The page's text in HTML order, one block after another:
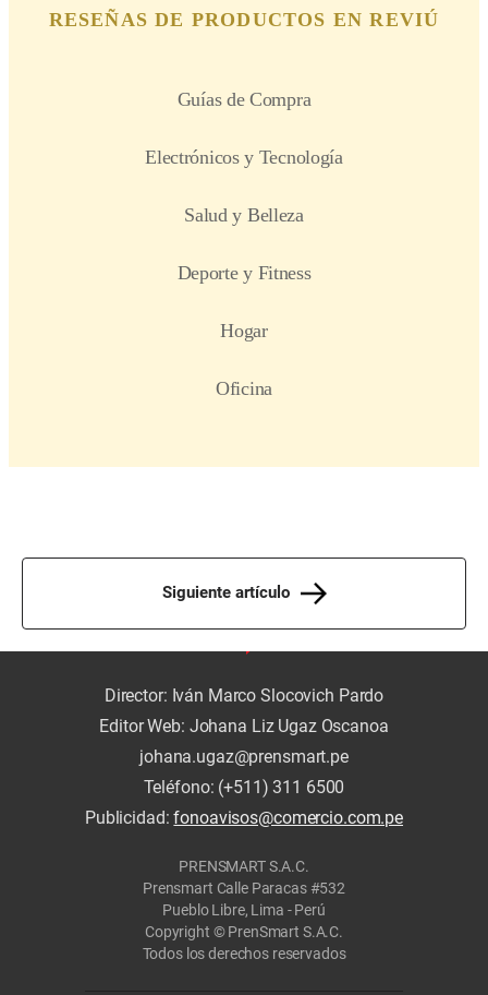
Siguiente artículo
Director: Iván Marco Slocovich Pardo
Editor Web: Johana Liz Ugaz Oscanoa
johana.ugaz@prensmart.pe
Teléfono: (+511) 311 6500
Publicidad:fonoavisos@comercio.com.pe
PRENSMART S.A.C.
Prensmart Calle Paracas #532
Pueblo Libre, Lima - Perú
Copyright © PrenSmart S.A.C.
Todos los derechos reservados